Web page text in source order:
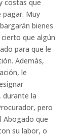
costas que
pagar. Muy
bienes
que algún
para que le
Además,
le
durante la
pero
Abogado que
su labor, o